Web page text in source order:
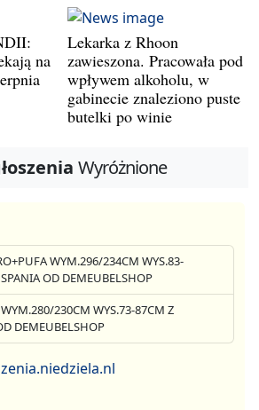
na
Lekarka z Rhoon
zawieszona. Pracowała pod
wpływem alkoholu, w
gabinecie znaleziono puste
butelki po winie
Wyróżnione
WYM.296/234CM WYS.83-
OD DEMEUBELSHOP
230CM WYS.73-87CM Z
DEMEUBELSHOP